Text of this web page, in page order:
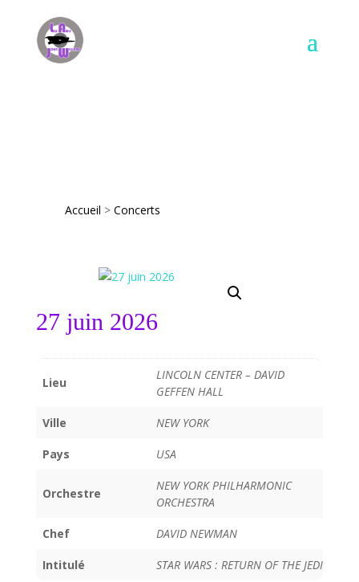
Accueil > Concerts
27 juin 2026
Lieu
LINCOLN CENTER – DAVID
GEFFEN HALL
Ville NEW YORK
Pays USA
Orchestre
NEW YORK PHILHARMONIC
ORCHESTRA
Chef DAVID NEWMAN
Intitulé STAR WARS : RETURN OF THE JEDI